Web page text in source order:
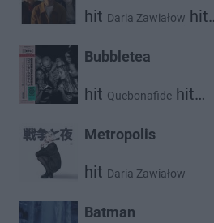
hit Daria Zawiałow hit
Bubbletea
hit Quebonafide hit
Metropolis
hit Daria Zawiałow
Batman